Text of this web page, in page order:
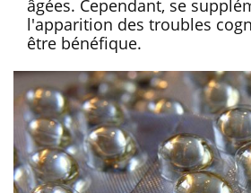
âgées. Cependant, se
l'apparition des troubles
être bénéfique.